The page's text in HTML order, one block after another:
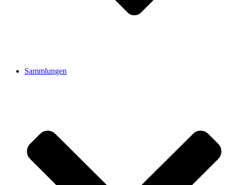
Sammlungen